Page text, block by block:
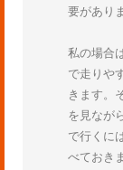
要があり
私の場合
で走りや
きます。
を見なが
で行くに
べておき